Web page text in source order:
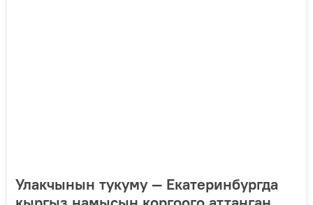
Улакчынын тукуму — Екатеринбургда